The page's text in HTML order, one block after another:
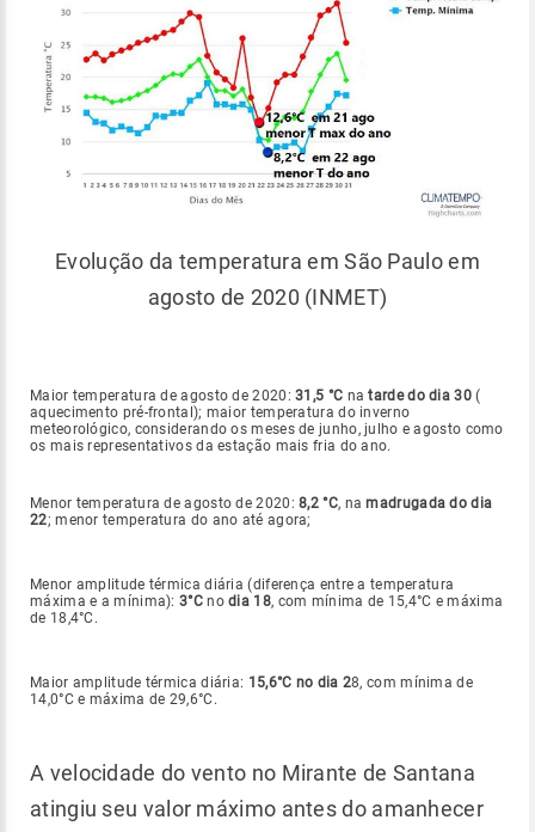
Evolução da temperatura em São Paulo em
agosto de 2020 (INMET)
Maior temperatura de agosto de 2020:31,5 °C natarde do dia 30(
aquecimento pré-frontal); maior temperatura do inverno
meteorológico, considerando os meses de junho, julho e agosto como
os mais representativos da estação mais fria do ano.
Menor temperatura de agosto de 2020:8,2 °C, namadrugada do dia
22; menor temperatura do ano até agora;
Menor amplitude térmica diária (diferença entre a temperatura
máxima e a mínima):3°Cnodia 18, com mínima de 15,4°C e máxima
de 18,4°C.
Maior amplitude térmica diária: 15,6°C no dia 28, com mínima de
14,0°C e máxima de 29,6°C.
A velocidade do vento no Mirante de Santana
atingiu seu valor máximo antes do amanhecer